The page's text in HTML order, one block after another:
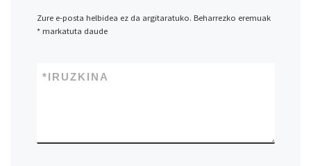
Zure e-posta helbidea ez da argitaratuko. Beharrezko eremuak
*markatuta daude
IRUZKINA
*